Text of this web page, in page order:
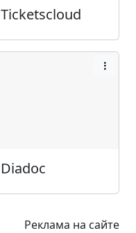
Ticketscloud
Diadoc
Реклама на сайте